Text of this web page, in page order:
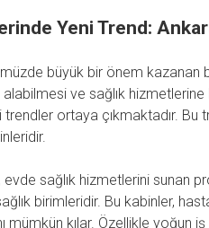
Yeni Trend:
büyük bir önem kazanan
ve sağlık hizmetlerine
ortaya çıkmaktadır. Bu
sağlık hizmetlerini sunan
birimleridir. Bu kabinler,
mümkün kılar. Özellikle yoğun